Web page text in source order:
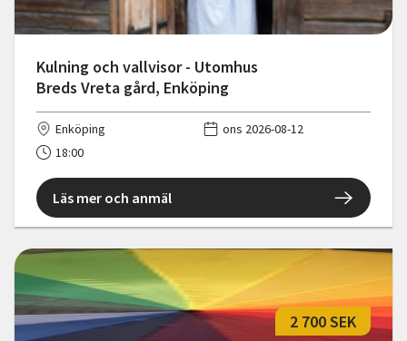
Kulning och vallvisor - Utomhus
Breds Vreta gård, Enköping
Enköping
ons 2026-08-12
18:00
Läs mer och anmäl
2 700 SEK